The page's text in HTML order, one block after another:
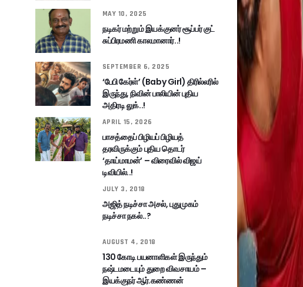
MAY 10, 2025
நடிகர் மற்றும் இயக்குனர் சூப்பர் குட்
சுப்பிரமணி காலமானார்..!
SEPTEMBER 6, 2025
‘பேபி கேர்ள்’ (Baby Girl) திரில்லரில்
இருந்து, நிவின் பாலியின் புதிய
அதிரடி லுக்..!
APRIL 15, 2026
பாசத்தைப் பிழியப் பிழியத்
தரவிருக்கும் புதிய தொடர்
‘தாய்மாமன்’ – விரைவில் விஜய்
டிவியில்..!
JULY 3, 2018
அஜித் நடிச்சா அசல், புதுமுகம்
நடிச்சா நகல்..?
AUGUST 4, 2018
130 கோடி பயனாளிகள் இருந்தும்
நஷ்டமடையும் துறை விவசாயம் –
இயக்குநர் ஆர்.கண்ணன்